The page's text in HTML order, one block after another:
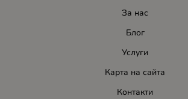
За нас
Блог
Услуги
Карта на сайта
Контакти